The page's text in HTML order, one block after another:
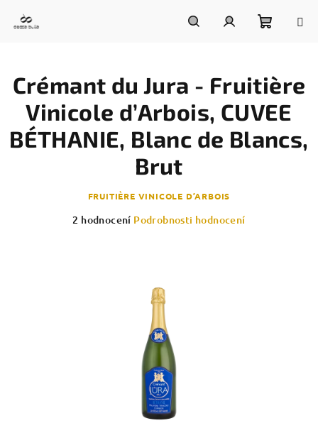
košík
Crémant du Jura - Fruitière
Vinicole d’Arbois, CUVEE
BÉTHANIE, Blanc de Blancs,
Brut
FRUITIÈRE VINICOLE D’ARBOIS
Průměrné
2 hodnocení Podrobnosti hodnocení